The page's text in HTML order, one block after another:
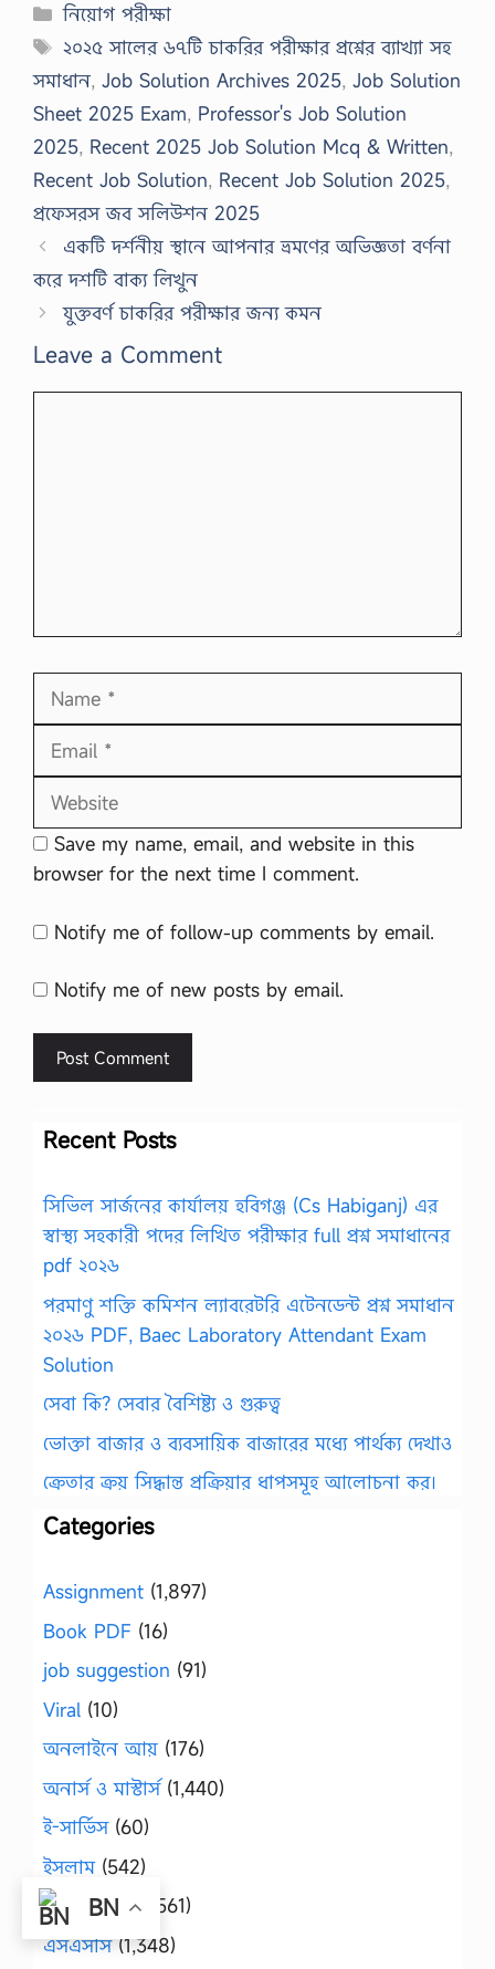
Categories
নিয়োগ পরীক্ষা
Tags
২০২৫ সালের ৬৭টি চাকরির পরীক্ষার প্রশ্নের ব্যাখ্যা সহ
সমাধান, Job Solution Archives 2025, Job Solution
Sheet 2025 Exam, Professor's Job Solution
2025, Recent 2025 Job Solution Mcq & Written,
Recent Job Solution, Recent Job Solution 2025,
প্রফেসরস জব সলিউশন 2025
একটি দর্শনীয় স্থানে আপনার ভ্রমণের অভিজ্ঞতা বর্ণনা
করে দশটি বাক্য লিখুন
যুক্তবর্ণ চাকরির পরীক্ষার জন্য কমন
Leave a Comment
Name
Email
Website
Save my name, email, and website in this
browser for the next time I comment.
Notify me of follow-up comments by email.
Notify me of new posts by email.
Recent Posts
সিভিল সার্জনের কার্যালয় হবিগঞ্জ (Cs Habiganj) এর
স্বাস্থ্য সহকারী পদের লিখিত পরীক্ষার full প্রশ্ন সমাধানের
pdf ২০২৬
পরমাণু শক্তি কমিশন ল্যাবরেটরি এটেনডেন্ট প্রশ্ন সমাধান
২০২৬ PDF, Baec Laboratory Attendant Exam
Solution
সেবা কি? সেবার বৈশিষ্ট্য ও গুরুত্ব
ভোক্তা বাজার ও ব্যবসায়িক বাজারের মধ্যে পার্থক্য দেখাও
ক্রেতার ক্রয় সিদ্ধান্ত প্রক্রিয়ার ধাপসমূহ আলোচনা কর।
Categories
Assignment (1,897)
Book PDF (16)
job suggestion (91)
Viral (10)
অনলাইনে আয় (176)
অনার্স ও মাস্টার্স(1,440)
ই-সার্ভিস(60)
ইসলাম(542)
এইচ এস সি(1,561)
এসএসসি(1,348)
BN